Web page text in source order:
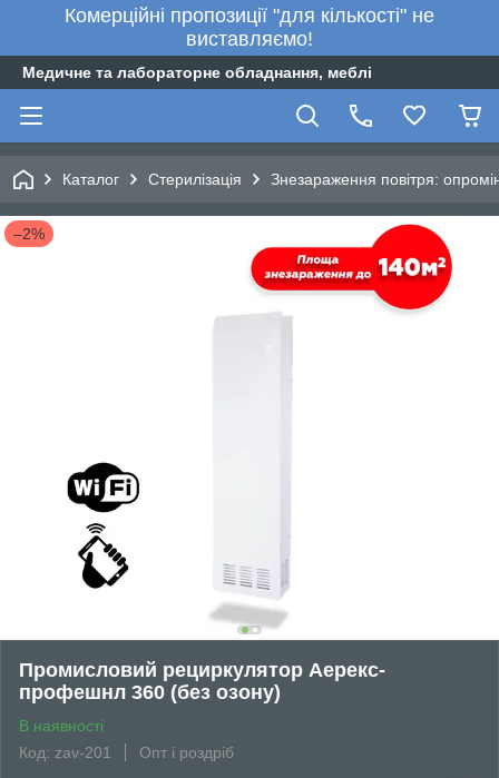
Комерційні пропозиції "для кількості" не
виставляємо!
Медичне та лабораторне обладнання, меблі
Каталог Стерилізація Знезараження повітря:
–2%
Промисловий рециркулятор Аерекс-
профешнл 360 (без озону)
В наявності
Код: zav-201
Опт і роздріб